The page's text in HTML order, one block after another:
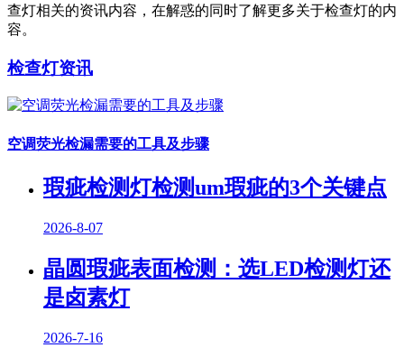
查灯相关的资讯内容，在解惑的同时了解更多关于检查灯的内
容。
检查灯资讯
空调荧光检漏需要的工具及步骤
瑕疵检测灯检测um瑕疵的3个关键点
2026-8-07
晶圆瑕疵表面检测：选LED检测灯还
是卤素灯
2026-7-16